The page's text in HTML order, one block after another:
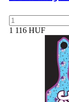
1 116 HUF